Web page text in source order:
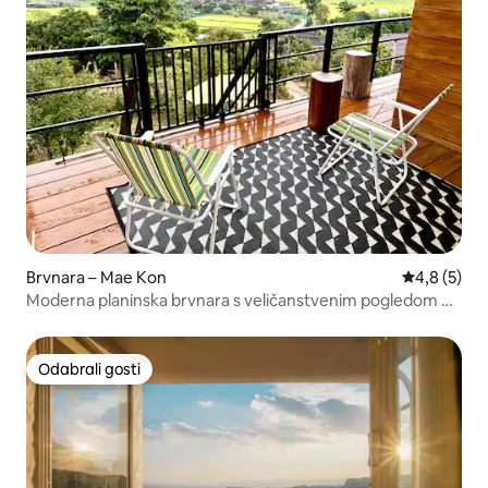
Brvnara – Mae Kon Prosječna
4,8 (5)
Moderna planinska brvnara s veličanstvenim pogledom na
Odabrali gosti
Odabrali gosti